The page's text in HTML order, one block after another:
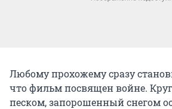
Любому прохожему сразу
что фильм посвящен войне.
песком, запорошенный снегом